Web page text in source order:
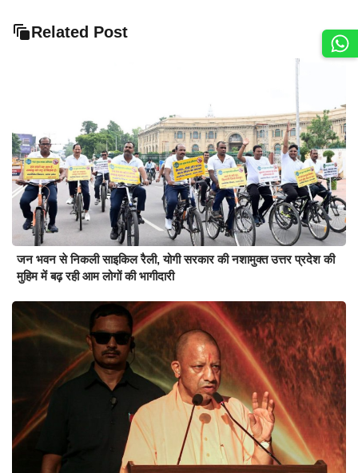
Related Post
जन भवन से निकली साइकिल रैली, योगी सरकार की नशामुक्त उत्तर प्रदेश की
मुहिम में बढ़ रही आम लोगों की भागीदारी